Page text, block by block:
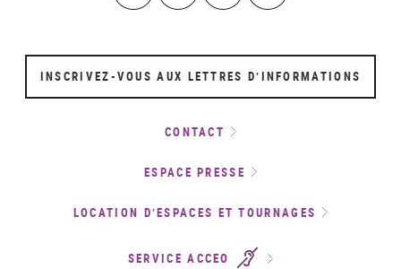
INSCRIVEZ-VOUS AUX LETTRES D’INFORMATIONS
CONTACT
ESPACE PRESSE
LOCATION D’ESPACES ET TOURNAGES
SERVICE ACCEO